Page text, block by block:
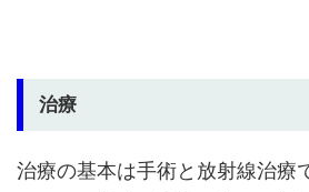
治療
治療の基本は手術と放射線治療